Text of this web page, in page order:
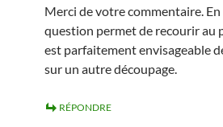
Merci de votre commentaire.
question permet de recourir au
est parfaitement envisageable
sur un autre découpage.
RÉPONDRE